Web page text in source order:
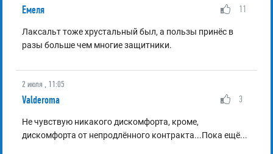
Емеля 11
Лаксальт тоже хрустальный был, а пользы принёс в
разы больше чем многие защитники.
2 июля , 11:05
Valderoma 3
Не чувствую никакого дискомфорта, кроме,
дискомфорта от непродлённого контракта...Пока ещё...